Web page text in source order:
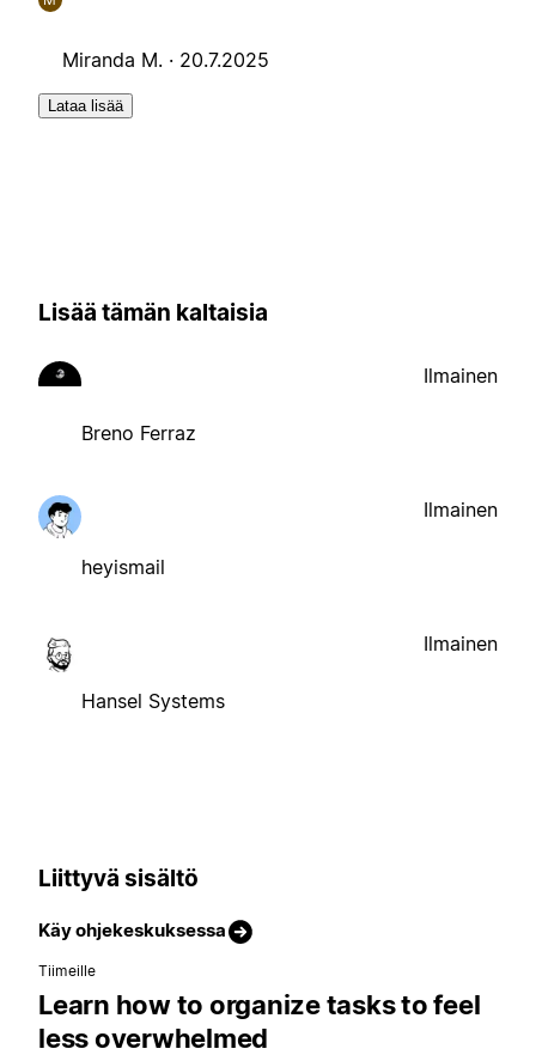
Miranda M. · 20.7.2025
Lataa lisää
Lisää tämän kaltaisia
Breno Ferraz
Ilmainen
heyismail
Ilmainen
Hansel Systems
Ilmainen
Liittyvä sisältö
Käy ohjekeskuksessa
Tiimeille
Learn how to organize tasks to feel
less overwhelmed